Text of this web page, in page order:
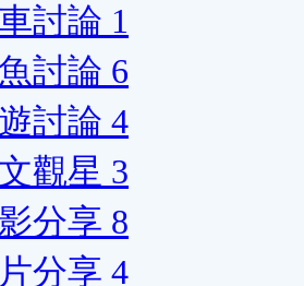
討論 1
討論 6
討論 4
觀星 3
分享 8
分享 4